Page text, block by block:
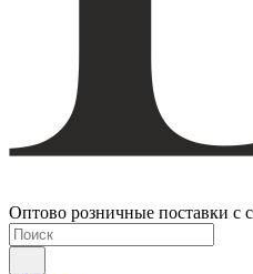
Оптово розничные поставки с